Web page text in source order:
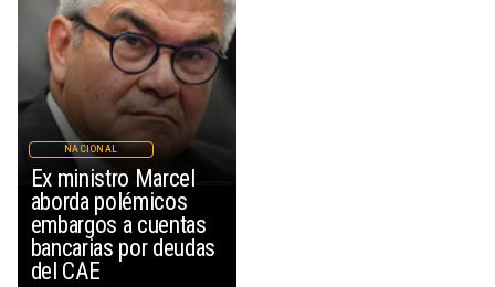
Ex ministro Marcel
aborda polémicos
embargos a cuentas
bancarias por deudas
del CAE
NACIONAL